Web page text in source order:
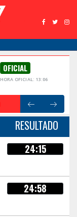
OFICIAL
HORA OFICIAL: 13:06
RESULTADO
24:15
24:58